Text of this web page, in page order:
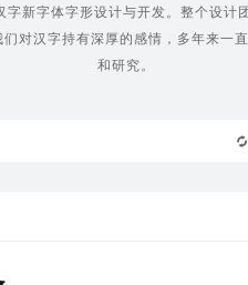
新字体字形设计与开发。整个设计
对汉字持有深厚的感情，多年来一
和研究。